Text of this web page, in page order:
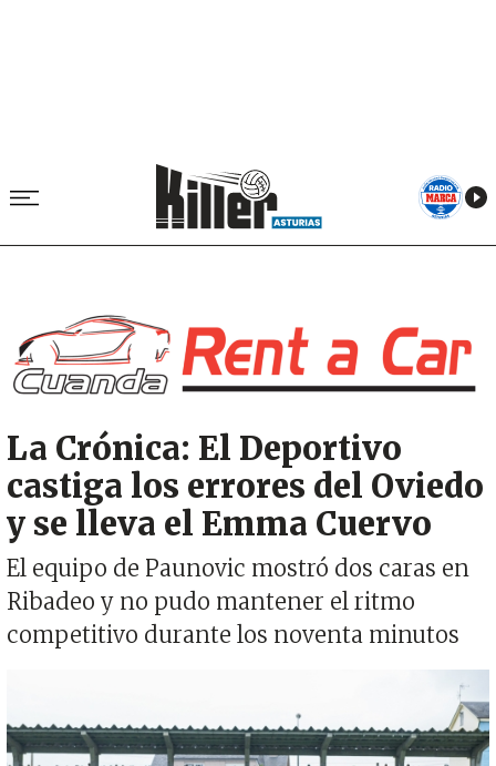
La Crónica: El Deportivo
castiga los errores del Oviedo
y se lleva el Emma Cuervo
El equipo de Paunovic mostró dos caras en
Ribadeo y no pudo mantener el ritmo
competitivo durante los noventa minutos